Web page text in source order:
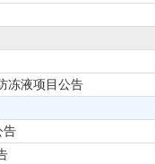
冻液项目公告
告